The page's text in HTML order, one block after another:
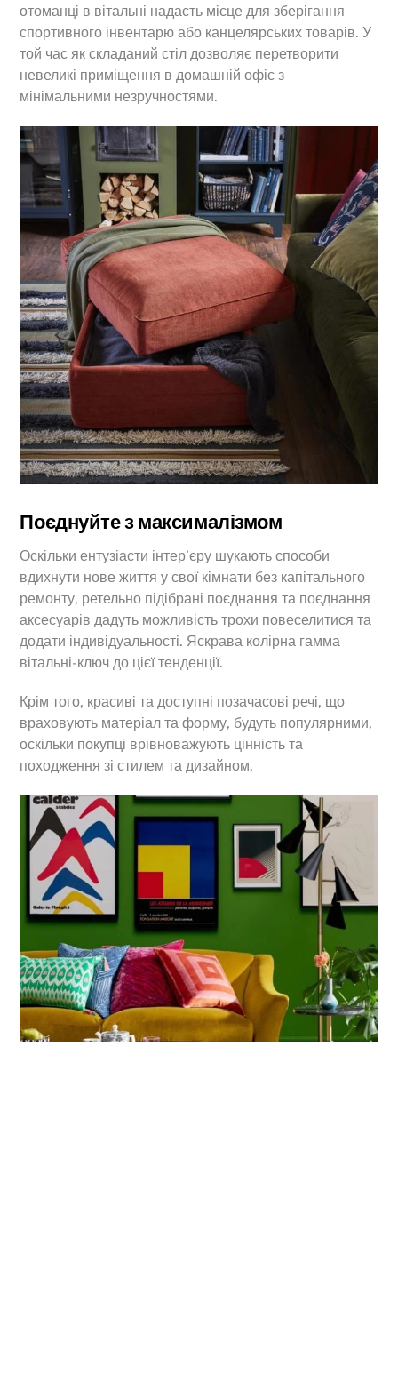
отоманці в вітальні надасть місце для зберігання
спортивного інвентарю або канцелярських товарів. У
той час як складаний стіл дозволяє перетворити
невеликі приміщення в домашній офіс з
мінімальними незручностями.
Поєднуйте з максималізмом
Оскільки ентузіасти інтер’єру шукають способи
вдихнути нове життя у свої кімнати без капітального
ремонту, ретельно підібрані поєднання та поєднання
аксесуарів дадуть можливість трохи повеселитися та
додати індивідуальності. Яскрава колірна гамма
вітальні-ключ до цієї тенденції.
Крім того, красиві та доступні позачасові речі, що
враховують матеріал та форму, будуть популярними,
оскільки покупці врівноважують цінність та
походження зі стилем та дизайном.
Back
To
Top